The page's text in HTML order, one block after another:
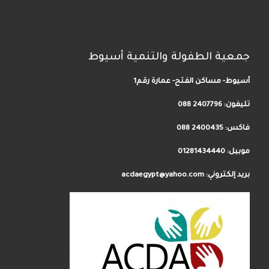
جمعية الطفولة والتنمية أسيوط
أسيوط- مساكن الفتح- عمارة رقم1
تليفون: 2407796 088
فاكس: 2400435 088
موبيل: 01281434440
بريد إلكتروني: acdaegypt@yahoo.com